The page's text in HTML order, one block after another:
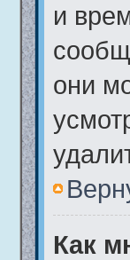
и
они
Как